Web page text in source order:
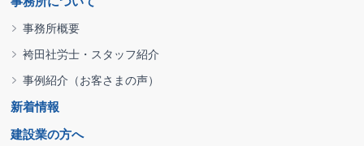
事務所概要
袴田社労士・スタッフ紹介
事例紹介（お客さまの声）
新着情報
建設業の方へ